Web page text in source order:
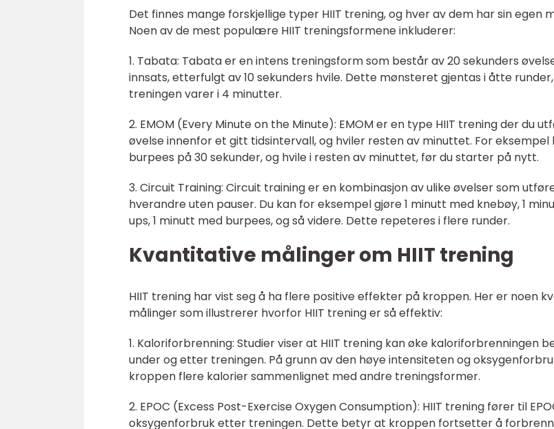
Det finnes mange forskjellige typer HIIT trening, og hver av dem har sin egen
Noen av de mest populære HIIT treningsformene inkluderer:
1. Tabata: Tabata er en intens treningsform som består av 20 sekunders
innsats, etterfulgt av 10 sekunders hvile. Dette mønsteret gjentas i åtte
treningen varer i 4 minutter.
2. EMOM (Every Minute on the Minute): EMOM er en type HIIT trening der du
øvelse innenfor et gitt tidsintervall, og hviler resten av minuttet. For eksempel
burpees på 30 sekunder, og hvile i resten av minuttet, før du starter på nytt.
3. Circuit Training: Circuit training er en kombinasjon av ulike øvelser som
hverandre uten pauser. Du kan for eksempel gjøre 1 minutt med knebøy, 1
ups, 1 minutt med burpees, og så videre. Dette repeteres i flere runder.
Kvantitative målinger om HIIT trening
HIIT trening har vist seg å ha flere positive effekter på kroppen. Her er noen
målinger som illustrerer hvorfor HIIT trening er så effektiv:
1. Kaloriforbrenning: Studier viser at HIIT trening kan øke kaloriforbrenningen
under og etter treningen. På grunn av den høye intensiteten og
kroppen flere kalorier sammenlignet med andre treningsformer.
2. EPOC (Excess Post-Exercise Oxygen Consumption): HIIT trening fører til
oksygenforbruk etter treningen. Dette betyr at kroppen fortsetter å